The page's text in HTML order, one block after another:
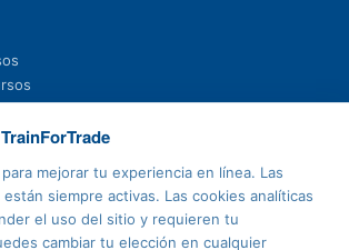
mejorar tu experiencia en línea. Las
siempre activas. Las cookies analíticas
el uso del sitio y requieren tu
cambiar tu elección en cualquier